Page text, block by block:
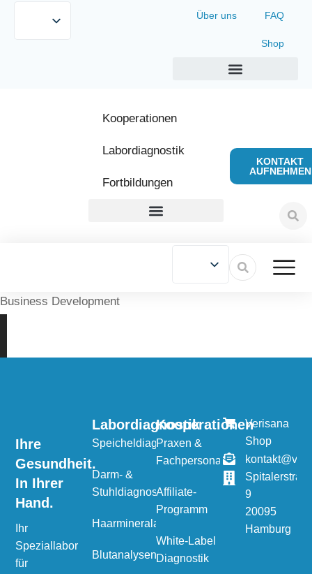
Über uns FAQ
Shop
Kooperationen
Labordiagnostik
Fortbildungen
KONTAKT
AUFNEHMEN
Business Development
Ihre
Gesundheit.
In Ihrer
Hand.
Ihr
Speziallabor
für
Labordiagnostik
Speicheldiagnostik
Darm- &
Stuhldiagnostik
Haarmineralanalyse
Blutanalysen
Kooperationen
Praxen &
Fachpersonal
Affiliate-
Programm
White-Label
Diagnostik
Verisana
Shop
9
20095
Hamburg